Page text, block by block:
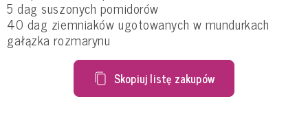
5 dag suszonych pomidorów
40 dag ziemniaków ugotowanych w mundurkach
gałązka rozmarynu
Skopiuj listę zakupów